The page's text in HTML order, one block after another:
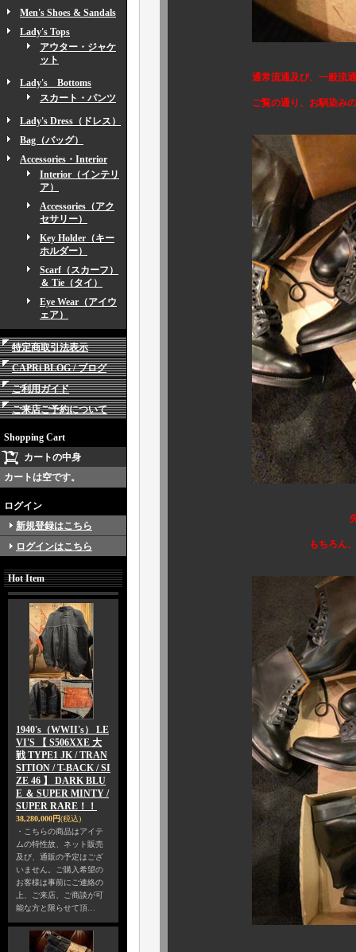
Men's Shoes & Sandals
Lady's Tops
アウター・ジャケ
ット
Lady's Bottoms
スカート・パンツ
Lady's Dress（ドレス）
Bag（バッグ）
Accessories・Interior
Interior（インテリ
ア）
Accessories（アク
セサリー）
Key Holder（キー
ホルダー）
Scarf（スカーフ）
＆ Tie（タイ）
Eye Wear（アイウ
ェア）
特定商取引法表示
CAPRi BLOG / ブログ
ご利用ガイド
ご来店ご予約について
Shopping Cart
カートの中身
カートは空です。
ログイン
新規登録はこちら
ログインはこちら
Hot Item
1940's（WWII's） LE
VI'S 【 S506XXE 大
戦 TYPE1 JK / TRAN
SITION / T-BACK / SI
ZE 46 】 DARK BLU
E ＆ SUPER MINTY /
SUPER RARE！！
38,280,000円(税込)
・こちらの商品はアイテ
ムの特性故、ネット販売
及び、通販の予定はござ
いません。ご購入希望の
お客様は事前にご連絡の
上、ご来店、ご商談が可
能な方と限らせて頂…
通常流通及び、一般流通
ご覧の通り、お馴染みの “ ブロ
先の英国買付けで
もちろん